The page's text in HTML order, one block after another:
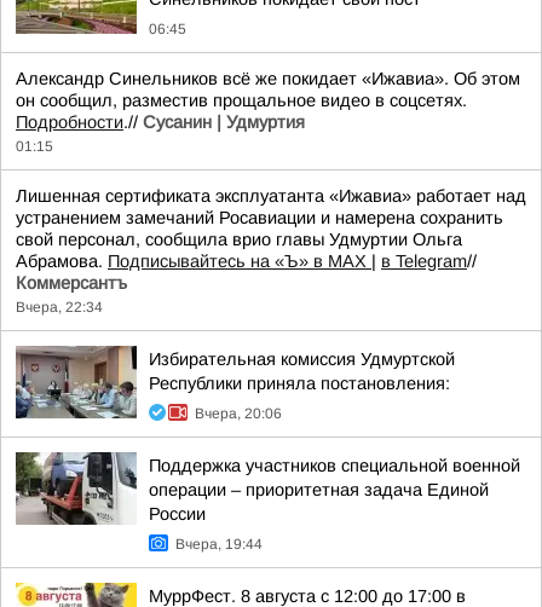
06:45
Александр Синельников всё же покидает «Ижавиа». Об этом
он сообщил, разместив прощальное видео в соцсетях.
Подробности.// Сусанин | Удмуртия
01:15
Лишенная сертификата эксплуатанта «Ижавиа» работает над
устранением замечаний Росавиации и намерена сохранить
свой персонал, сообщила врио главы Удмуртии Ольга
Абрамова. Подписывайтесь на «Ъ» в MAX | в Telegram//
Коммерсантъ
Вчера, 22:34
Избирательная комиссия Удмуртской
Республики приняла постановления:
Вчера, 20:06
Поддержка участников специальной военной
операции – приоритетная задача Единой
России
Вчера, 19:44
МуррФест. 8 августа с 12:00 до 17:00 в